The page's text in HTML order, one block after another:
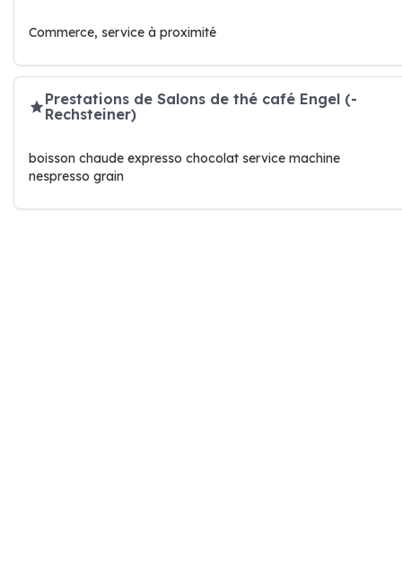
Commerce, service à proximité
Prestations de Salons de thé café Engel (-
Rechsteiner)
boisson chaude expresso chocolat service machine
nespresso grain